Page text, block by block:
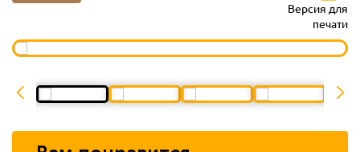
Версия для
печати